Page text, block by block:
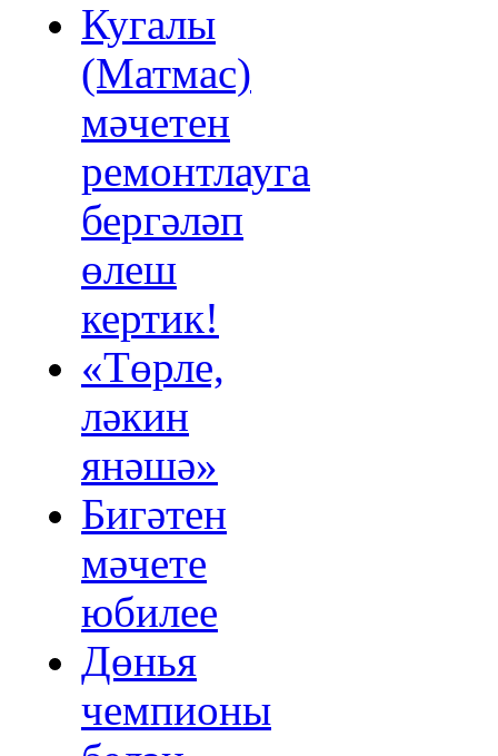
Кугалы
(Матмас)
мәчетен
ремонтлауга
бергәләп
өлеш
кертик!
«Төрле,
ләкин
янәшә»
Бигәтен
мәчете
юбилее
Дөнья
чемпионы